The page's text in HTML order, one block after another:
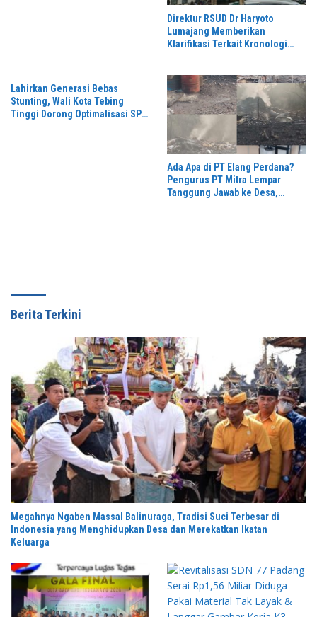
Direktur RSUD Dr Haryoto
Lumajang Memberikan
Klarifikasi Terkait Kronologi
Lahirkan Generasi Bebas
Stunting, Wali Kota Tebing
Tinggi Dorong Optimalisasi SP3
Ada Apa di PT Elang Perdana?
Pengurus PT Mitra Lempar
Tanggung Jawab ke Desa,
Berita Terkini
Megahnya Ngaben Massal Balinuraga, Tradisi Suci Terbesar di
Indonesia yang Menghidupkan Desa dan Merekatkan Ikatan
Keluarga